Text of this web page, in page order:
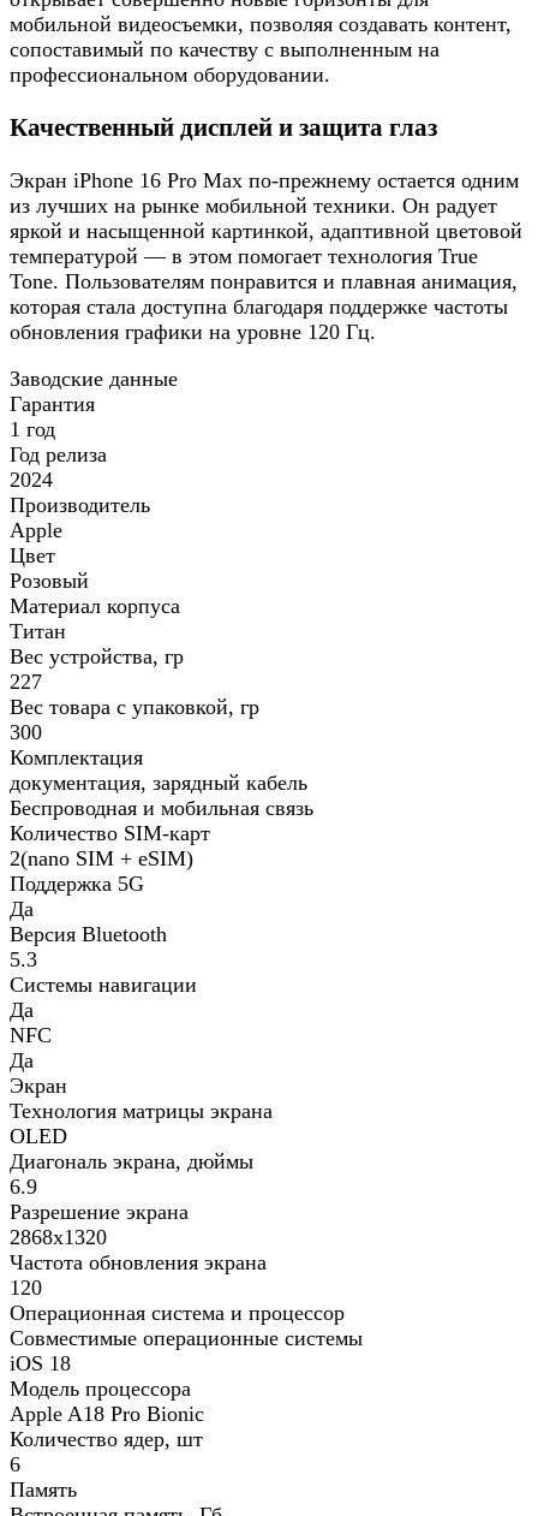
мобильной видеосъемки, позволяя создавать контент,
сопоставимый по качеству с выполненным на
профессиональном оборудовании.
Качественный дисплей и защита глаз
Экран iPhone 16 Pro Max по-прежнему остается одним
из лучших на рынке мобильной техники. Он радует
яркой и насыщенной картинкой, адаптивной цветовой
температурой — в этом помогает технология True
Tone. Пользователям понравится и плавная анимация,
которая стала доступна благодаря поддержке частоты
обновления графики на уровне 120 Гц.
Заводские данные
Гарантия
1 год
Год релиза
2024
Производитель
Apple
Цвет
Розовый
Материал корпуса
Титан
Вес устройства, гр
227
Вес товара с упаковкой, гр
300
Комплектация
документация, зарядный кабель
Беспроводная и мобильная связь
Количество SIM-карт
2(nano SIM + eSIM)
Поддержка 5G
Да
Версия Bluetooth
5.3
Системы навигации
Да
NFC
Да
Экран
Технология матрицы экрана
OLED
Диагональ экрана, дюймы
6.9
Разрешение экрана
2868x1320
Частота обновления экрана
120
Операционная система и процессор
Совместимые операционные системы
iOS 18
Модель процессора
Apple A18 Pro Bionic
Количество ядер, шт
6
Память